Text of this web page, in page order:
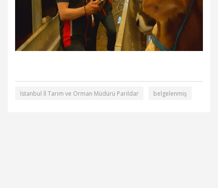
İstanbul İl Tarım ve Orman Müdürü Parıldar belgelenmiş